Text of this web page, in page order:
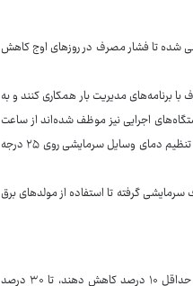
شده تا فشار مصرف در روزهای اوج کاهش
برنامه‌های مدیریت بار همکاری کنند و به
اجرایی نیز موظف شده‌اند از ساعت
۱۳ به بعد سیستم‌های سرمایشی خود را خاموش کنند و مصرف برق را تا ۷۰ درصد کاهش دهند. همچنین تنظیم دمای وسایل سرمایشی روی ۲۵ درجه
گرفته تا استفاده از مولدهای برق
در بخش خانگی نیز سیاست تشویق و جریمه همزمان اجرا خواهد شد. مشترکانی که مصرف برق خود را حداقل ۱۰ درصد کاهش دهند، تا ۳۰ درصد